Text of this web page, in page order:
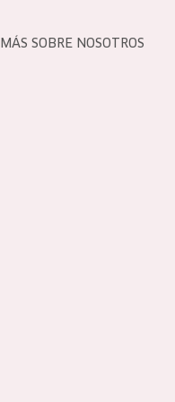
MÁS SOBRE NOSOTROS